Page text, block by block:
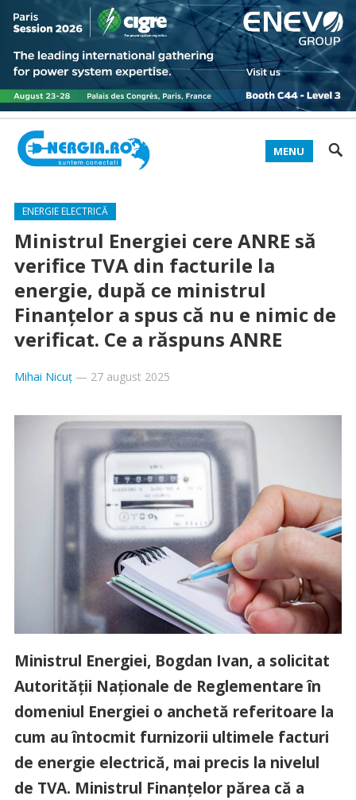
MENU
ENERGIE ELECTRICĂ
Ministrul Energiei cere ANRE să
verifice TVA din facturile la
energie, după ce ministrul
Finanțelor a spus că nu e nimic de
verificat. Ce a răspuns ANRE
Mihai Nicuț— 27 august 2025
Ministrul Energiei, Bogdan Ivan, a solicitat
Autorității Naționale de Reglementare în
domeniul Energiei o anchetă referitoare la
cum au întocmit furnizorii ultimele facturi
de energie electrică, mai precis la nivelul
de TVA. Ministrul Finanțelor părea că a